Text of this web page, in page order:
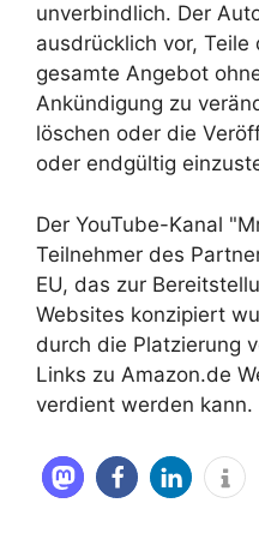
unverbindlich. Der
ausdrücklich vor,
gesamte Angebot
Ankündigung zu
löschen oder die
oder endgültig
Der YouTube-Kanal
Teilnehmer des
EU, das zur
Websites konzipiert
durch die Platzierung
Links zu Amazon.de
verdient werden kann.